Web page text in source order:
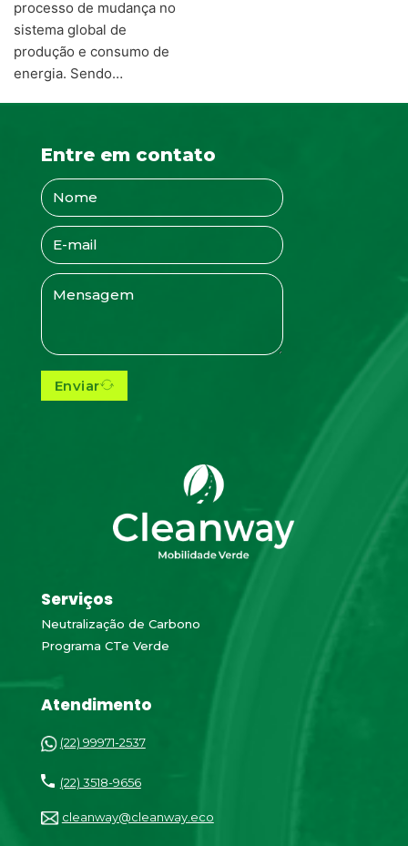
processo de mudança no
sistema global de
produção e consumo de
energia. Sendo…
Serviços
Neutralização de Carbono
Programa CTe Verde
Atendimento
(22) 99971-2537
(22) 3518-9656
cleanway@cleanway.eco
Entre em contato
Enviar